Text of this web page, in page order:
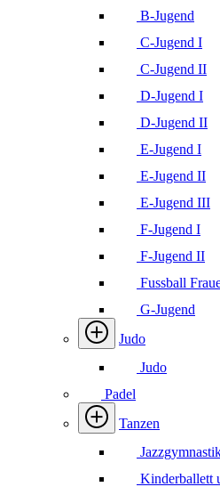
B-Jugend
C-Jugend I
C-Jugend II
D-Jugend I
D-Jugend II
E-Jugend I
E-Jugend II
E-Jugend III
F-Jugend I
F-Jugend II
Fussball
G-Jugend
Judo
Judo
Padel
Tanzen
Kinderballett